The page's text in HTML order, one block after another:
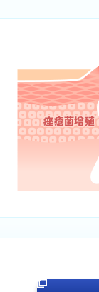
在新視窗中開